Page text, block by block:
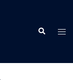
Zoeken